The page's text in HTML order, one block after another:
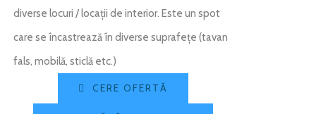
diverse locuri / locații de interior. Este un spot
care se încastrează în diverse suprafețe (tavan
fals, mobilă, sticlă etc.)
CERE OFERTĂ